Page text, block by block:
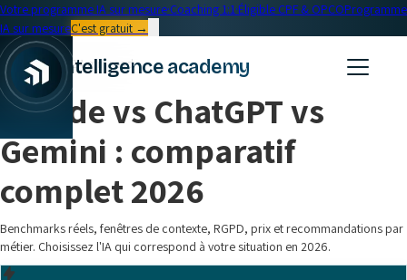
Votre programme IA sur mesure·Coaching 1:1·Éligible CPF & OPCOProgramme
IA sur mesureC'est gratuit →
intelligence academy
← Blog
Formation IA• 24 min read
Claude vs ChatGPT vs
Gemini : comparatif
complet 2026
Benchmarks réels, fenêtres de contexte, RGPD, prix et recommandations par
métier. Choisissez l'IA qui correspond à votre situation en 2026.